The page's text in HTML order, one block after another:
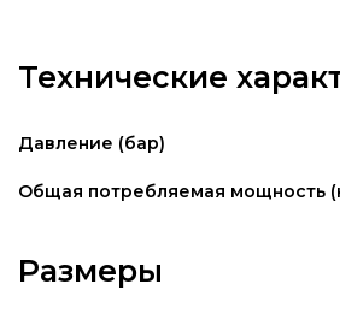
Технические
Давление (бар)
Общая потребляемая мощность
Размеры